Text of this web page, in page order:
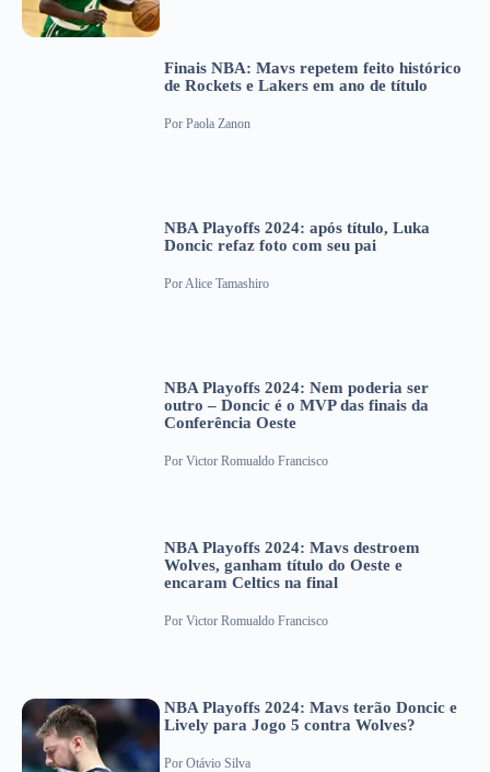
Finais NBA: Mavs repetem feito histórico
de Rockets e Lakers em ano de título
Por Paola Zanon
NBA Playoffs 2024: após título, Luka
Doncic refaz foto com seu pai
PorAlice Tamashiro
NBA Playoffs 2024: Nem poderia ser
outro – Doncic é o MVP das finais da
Conferência Oeste
Por Victor Romualdo Francisco
NBA Playoffs 2024: Mavs destroem
Wolves, ganham título do Oeste e
encaram Celtics na final
Por Victor Romualdo Francisco
NBA Playoffs 2024: Mavs terão Doncic e
Lively para Jogo 5 contra Wolves?
Por Otávio Silva